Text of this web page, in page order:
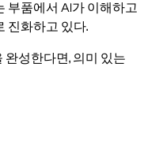
부품에서 AI가 이해하고
진화하고 있다.
완성한다면, 의미 있는